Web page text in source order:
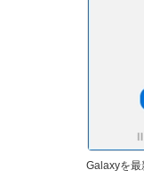
Galaxyを最